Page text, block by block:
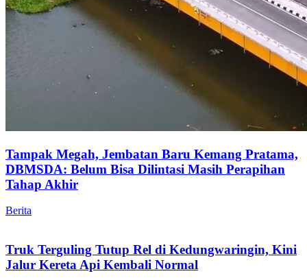
Tampak Megah, Jembatan Baru Kemang Pratama,
DBMSDA: Belum Bisa Dilintasi Masih Perapihan
Tahap Akhir
Berita
Truk Terguling Tutup Rel di Kedungwaringin, Kini
Jalur Kereta Api Kembali Normal